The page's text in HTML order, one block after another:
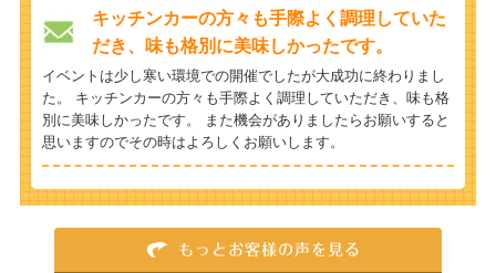
キッチンカーの方々も手際よく調理していた
だき、味も格別に美味しかったです。
イベントは少し寒い環境での開催でしたが大成功に終わりまし
た。 キッチンカーの方々も手際よく調理していただき、味も格
別に美味しかったです。 また機会がありましたらお願いすると
思いますのでその時はよろしくお願いします。
もっとお客様の声を見る